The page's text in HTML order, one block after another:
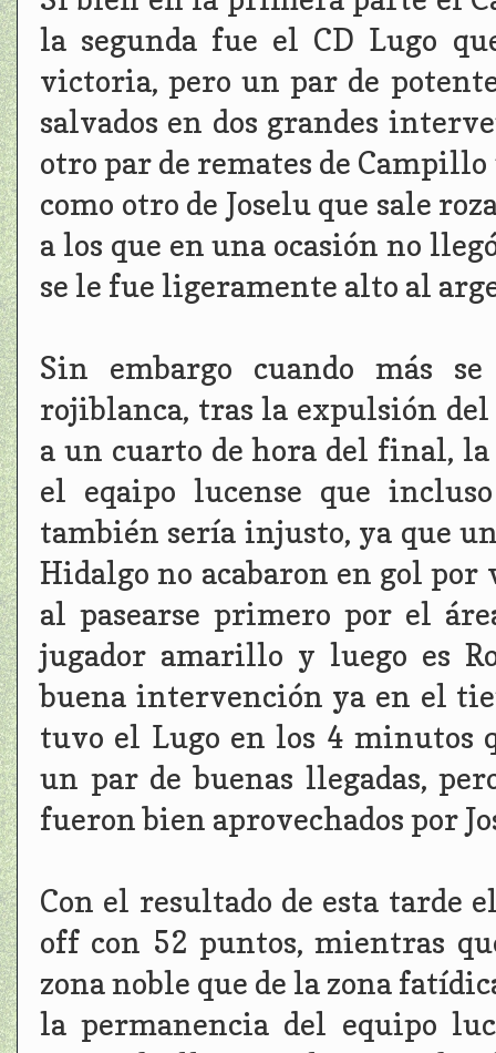
la segunda fue el CD Lugo
victoria, pero un par de
salvados en dos grandes
otro par de remates de
como otro de Joselu que sale
a los que en una ocasión no
se le fue ligeramente alto al
Sin embargo cuando más
rojiblanca, tras la expulsión
a un cuarto de hora del final,
el eqaipo lucense que
también sería injusto, ya que
Hidalgo no acabaron en gol
al pasearse primero por el
jugador amarillo y luego es
buena intervención ya en el
tuvo el Lugo en los 4 minutos
un par de buenas llegadas,
fueron bien aprovechados por
Con el resultado de esta tarde
off con 52 puntos, mientras
zona noble que de la zona
la permanencia del equipo